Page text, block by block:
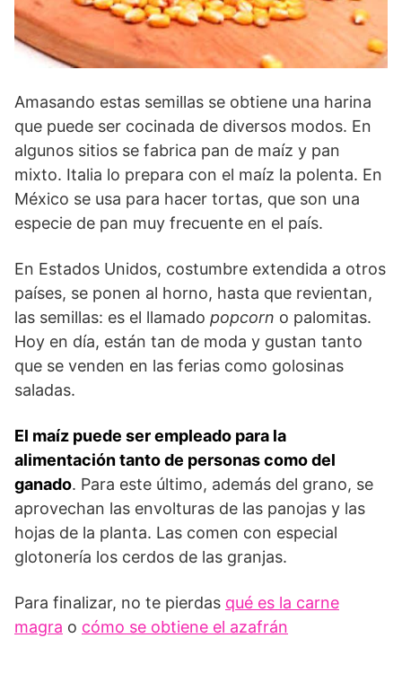
Amasando estas semillas se obtiene una harina
que puede ser cocinada de diversos modos. En
algunos sitios se fabrica pan de maíz y pan
mixto. Italia lo prepara con el maíz la polenta. En
México se usa para hacer tortas, que son una
especie de pan muy frecuente en el país.
En Estados Unidos, costumbre extendida a otros
países, se ponen al horno, hasta que revientan,
las semillas: es el llamado popcorn o palomitas.
Hoy en día, están tan de moda y gustan tanto
que se venden en las ferias como golosinas
saladas.
El maíz puede ser empleado para la
alimentación tanto de personas como del
ganado. Para este último, además del grano, se
aprovechan las envolturas de las panojas y las
hojas de la planta. Las comen con especial
glotonería los cerdos de las granjas.
Para finalizar, no te pierdas qué es la carne
magra o cómo se obtiene el azafrán